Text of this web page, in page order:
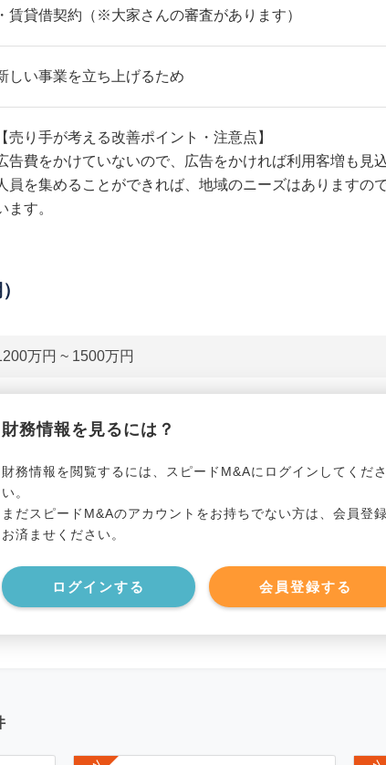
賃貸借契約（※大家さんの審査があります）
しい事業を立ち上げるため
売り手が考える改善ポイント・注意点】
告費をかけていないので、広告をかければ利用客増も見込
員を集めることができれば、地域のニーズはありますの
ます。
万円 ~ 1500万円
財務情報を見るには？
財務情報を閲覧するには、スピードM&Aにログインしてくださ
い。
まだスピードM&Aのアカウントをお持ちでない方は、会員登
お済ませください。
ログインする 会員登録する
事業資産
事業負債